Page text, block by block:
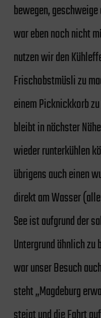
bewegen,
war eben noch nicht
nutzen wir den
Frischobstmüsli zu
einem Picknickkorb
bleibt in nächster
wieder runterkühlen
übrigens auch einen
direkt am Wasser
See ist aufgrund der
Untergrund ähnlich
war unser Besuch
steht „Magdeburg